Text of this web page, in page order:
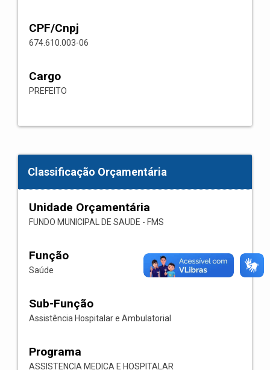
CPF/Cnpj
674.610.003-06
Cargo
PREFEITO
Classificação Orçamentária
Unidade Orçamentária
FUNDO MUNICIPAL DE SAUDE - FMS
Função
Saúde
Sub-Função
Assistência Hospitalar e Ambulatorial
Programa
ASSISTENCIA MEDICA E HOSPITALAR